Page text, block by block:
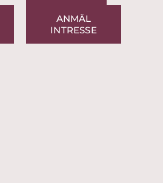
ANMÄL
INTRESSE